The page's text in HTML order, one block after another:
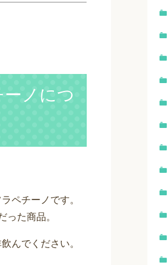
ノにつ
ペチーノです。
った商品。
んでください。